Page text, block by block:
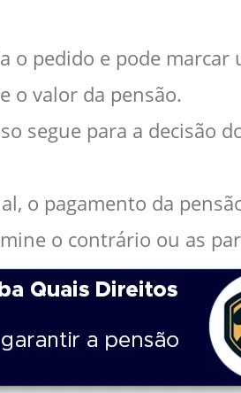
o pedido e pode
o valor da pensão.
segue para a decisão
o pagamento da
o contrário ou as